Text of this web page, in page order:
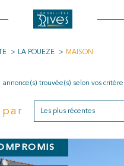
LA POUEZE MAISON
annonce(s) trouvée(s) selon vos
Les plus récentes